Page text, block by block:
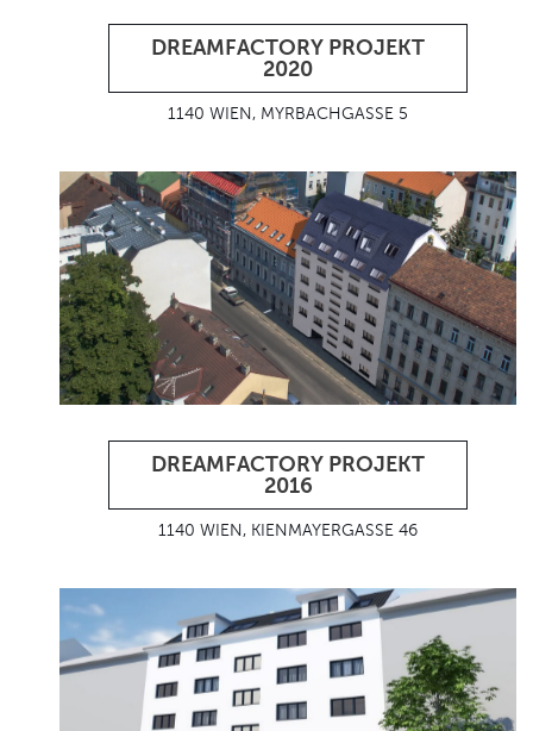
DREAMFACTORY PROJEKT
2020
1140 WIEN, MYRBACHGASSE 5
DREAMFACTORY PROJEKT
2016
1140 WIEN, KIENMAYERGASSE 46